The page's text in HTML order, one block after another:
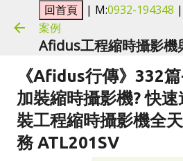
跳到主要內
| M:0932-194348 |
案例
Afidus工程縮時攝影機
《Afidus行傳》332
加裝縮時攝影機? 快
裝工程縮時攝影機全
務 ATL201SV